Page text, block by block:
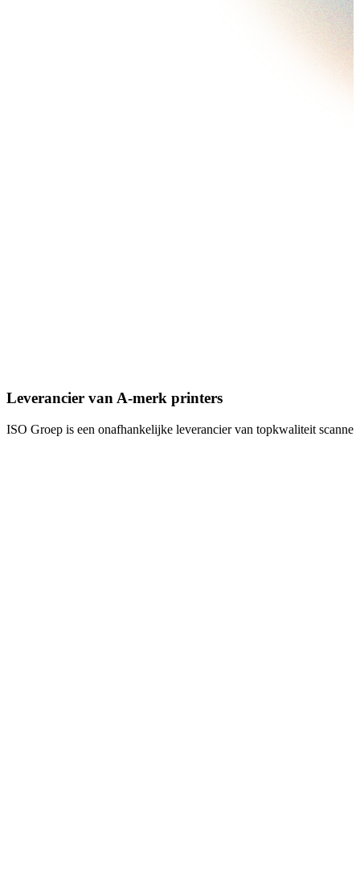
Leverancier van A-merk printers
ISO Groep is een onafhankelijke leverancier van topkwaliteit